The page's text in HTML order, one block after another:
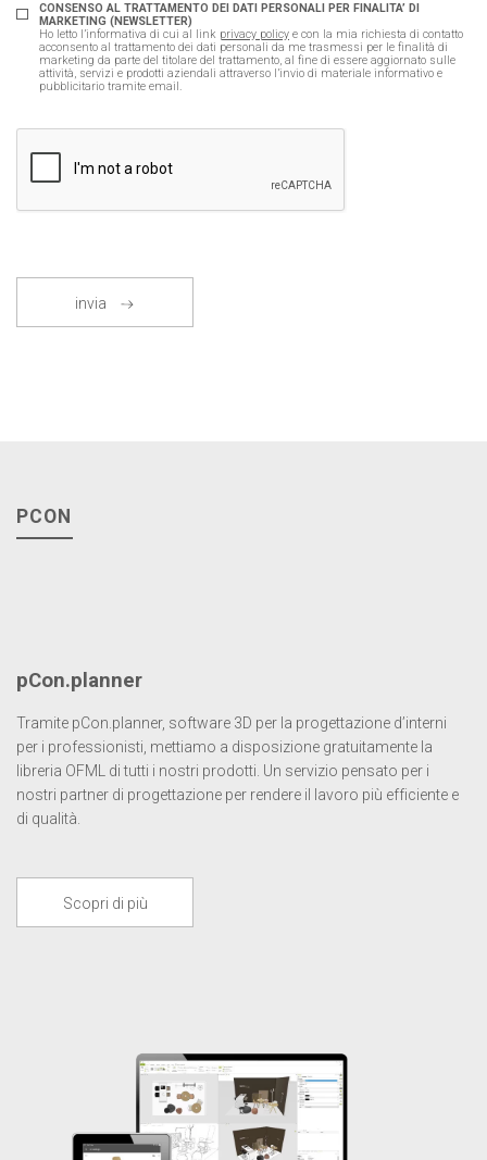
CONSENSO AL TRATTAMENTO DEI DATI PERSONALI PER FINALITA’ DI
MARKETING (NEWSLETTER)
Ho letto l’informativa di cui al link privacy policy e con la mia richiesta di contatto
acconsento al trattamento dei dati personali da me trasmessi per le finalità di
marketing da parte del titolare del trattamento, al fine di essere aggiornato sulle
attività, servizi e prodotti aziendali attraverso l’invio di materiale informativo e
pubblicitario tramite email.
invia
PCON
pCon.planner
Tramite pCon.planner, software 3D per la progettazione d’interni
per i professionisti, mettiamo a disposizione gratuitamente la
libreria OFML di tutti i nostri prodotti. Un servizio pensato per i
nostri partner di progettazione per rendere il lavoro più efficiente e
di qualità.
Scopri di più